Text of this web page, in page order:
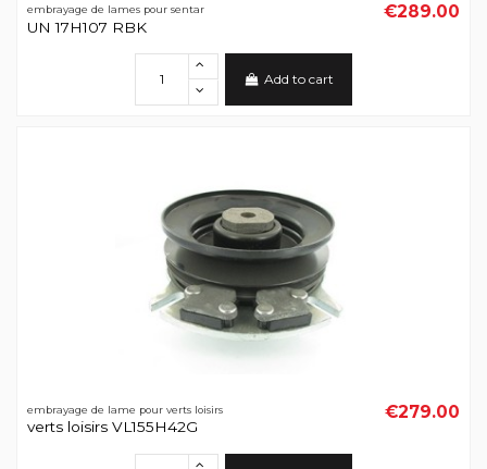
embrayage de lames pour sentar
UN 17H107 RBK
€289.00
Add to cart
embrayage de lame pour verts loisirs
verts loisirs VL155H42G
€279.00